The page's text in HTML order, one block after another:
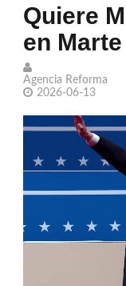
Cerró Capital
Organización
lavado de dinero
creadas con IA
humanos
Bravos da la
Leagues Cup
Shakira
Quiere
en Marte
Agencia Reforma
2026-06-13